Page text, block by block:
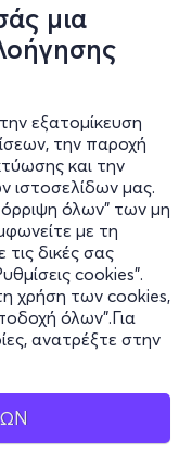
μια
εξατομίκευση
την παροχή
και την
ιστοσελίδων μας.
όλων" των μη
με τη
δικές σας
cookies".
χρήση των cookies,
όλων".Για
ανατρέξτε στην
- Βόλος,